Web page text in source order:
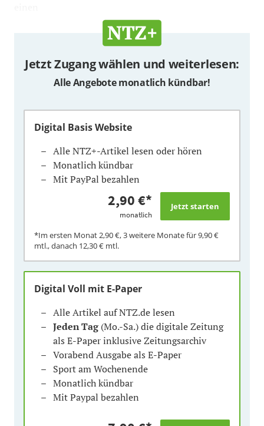
Jetzt Zugang wählen und weiterlesen:
Alle Angebote monatlich kündbar!
Digital Basis Website
Alle NTZ+-Artikel lesen oder hören
Monatlich kündbar
Mit PayPal bezahlen
2,90 €*
monatlich
*Im ersten Monat2,90 €, 3 weitere Monate für9,90 €
mtl., danach 12,30 € mtl.
Digital Voll mit E-Paper
Alle Artikel auf NTZ.de lesen
Jeden Tag(Mo.-Sa.) die digitale Zeitung
als E-Paper inklusive Zeitungsarchiv
Vorabend Ausgabe als E-Paper
Sport am Wochenende
Monatlich kündbar
Mit Paypal bezahlen